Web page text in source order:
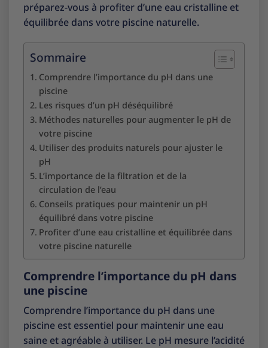
préparez-vous à profiter d’une eau cristalline et
équilibrée dans votre piscine naturelle.
Sommaire
Comprendre l’importance du pH dans une
piscine
Les risques d’un pH déséquilibré
Méthodes naturelles pour augmenter le pH de
votre piscine
Utiliser des produits naturels pour ajuster le
pH
L’importance de la filtration et de la
circulation de l’eau
Conseils pratiques pour maintenir un pH
équilibré dans votre piscine
Profiter d’une eau cristalline et équilibrée dans
votre piscine naturelle
Comprendre l’importance du pH dans
une piscine
Comprendre l’importance du pH dans une
piscine est essentiel pour maintenir une eau
saine et agréable à utiliser. Le pH mesure l’acidité